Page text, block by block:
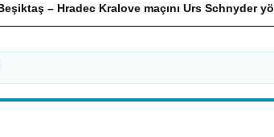
Kralove maçını Urs Schnyder yönetecek